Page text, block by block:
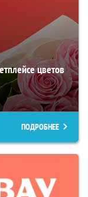
цветов
ПОДРОБНЕЕ